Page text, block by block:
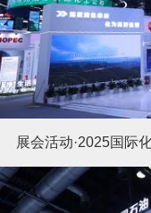
展会活动·2025国际